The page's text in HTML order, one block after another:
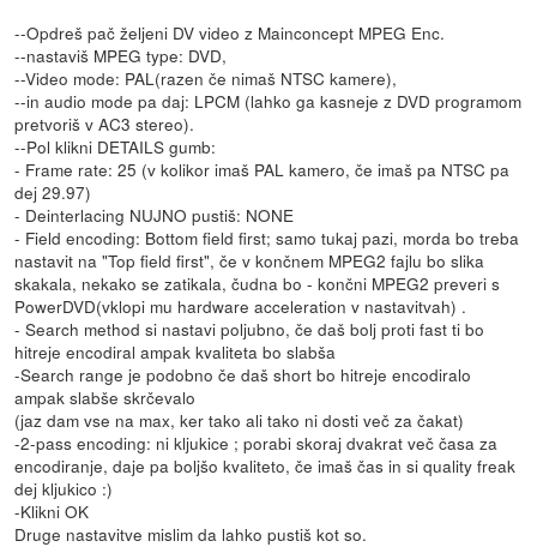
--Opdreš pač željeni DV video z Mainconcept MPEG Enc.
--nastaviš MPEG type: DVD,
--Video mode: PAL(razen če nimaš NTSC kamere),
--in audio mode pa daj: LPCM (lahko ga kasneje z DVD programom
pretvoriš v AC3 stereo).
--Pol klikni DETAILS gumb:
- Frame rate: 25 (v kolikor imaš PAL kamero, če imaš pa NTSC pa
dej 29.97)
- Deinterlacing NUJNO pustiš: NONE
- Field encoding: Bottom field first; samo tukaj pazi, morda bo treba
nastavit na "Top field first", če v končnem MPEG2 fajlu bo slika
skakala, nekako se zatikala, čudna bo - končni MPEG2 preveri s
PowerDVD(vklopi mu hardware acceleration v nastavitvah) .
- Search method si nastavi poljubno, če daš bolj proti fast ti bo
hitreje encodiral ampak kvaliteta bo slabša
-Search range je podobno če daš short bo hitreje encodiralo
ampak slabše skrčevalo
(jaz dam vse na max, ker tako ali tako ni dosti več za čakat)
-2-pass encoding: ni kljukice ; porabi skoraj dvakrat več časa za
encodiranje, daje pa boljšo kvaliteto, če imaš čas in si quality freak
dej kljukico :)
-Klikni OK
Druge nastavitve mislim da lahko pustiš kot so.